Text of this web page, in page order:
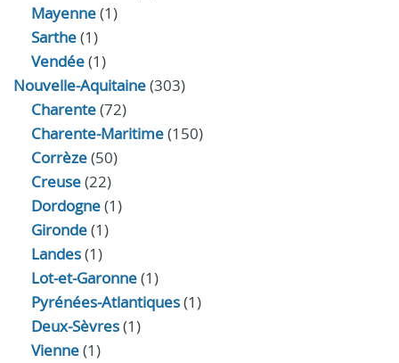
Mayenne(1)
Sarthe(1)
Vendée(1)
Nouvelle-Aquitaine(303)
Charente(72)
Charente-Maritime(150)
Corrèze(50)
Creuse(22)
Dordogne(1)
Gironde(1)
Landes(1)
Lot-et-Garonne(1)
Pyrénées-Atlantiques(1)
Deux-Sèvres(1)
Vienne(1)